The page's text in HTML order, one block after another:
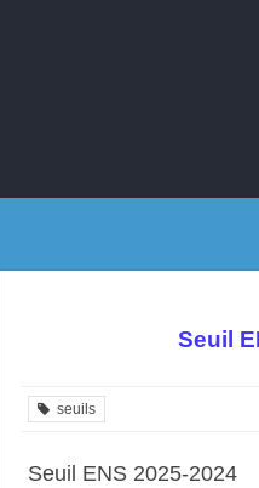
seuils
Seuil ENS 2025-2024